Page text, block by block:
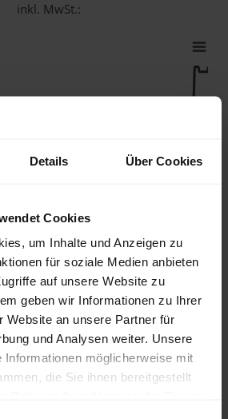
Details Über Cookies
Cookies
um Inhalte und Anzeigen zu
für soziale Medien anbieten
auf unsere Website zu
geben wir Informationen zu Ihrer
Website an unsere Partner für
und Analysen weiter. Unsere
Informationen möglicherweise mit
die Sie ihnen bereitgestellt
inkl. MwSt.:
2026
2026
für Holzpellets in Deutschland
auf unsererPelletspreise-Seite